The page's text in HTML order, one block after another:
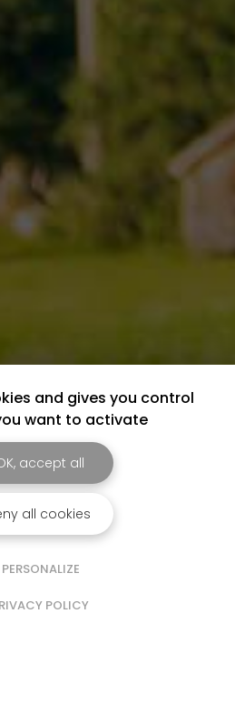
and gives you control
want to activate
accept all
all cookies
PERSONALIZE
POLICY